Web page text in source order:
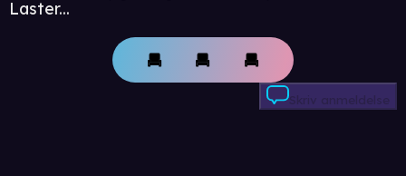
Laster...
Skriv anmeldelse